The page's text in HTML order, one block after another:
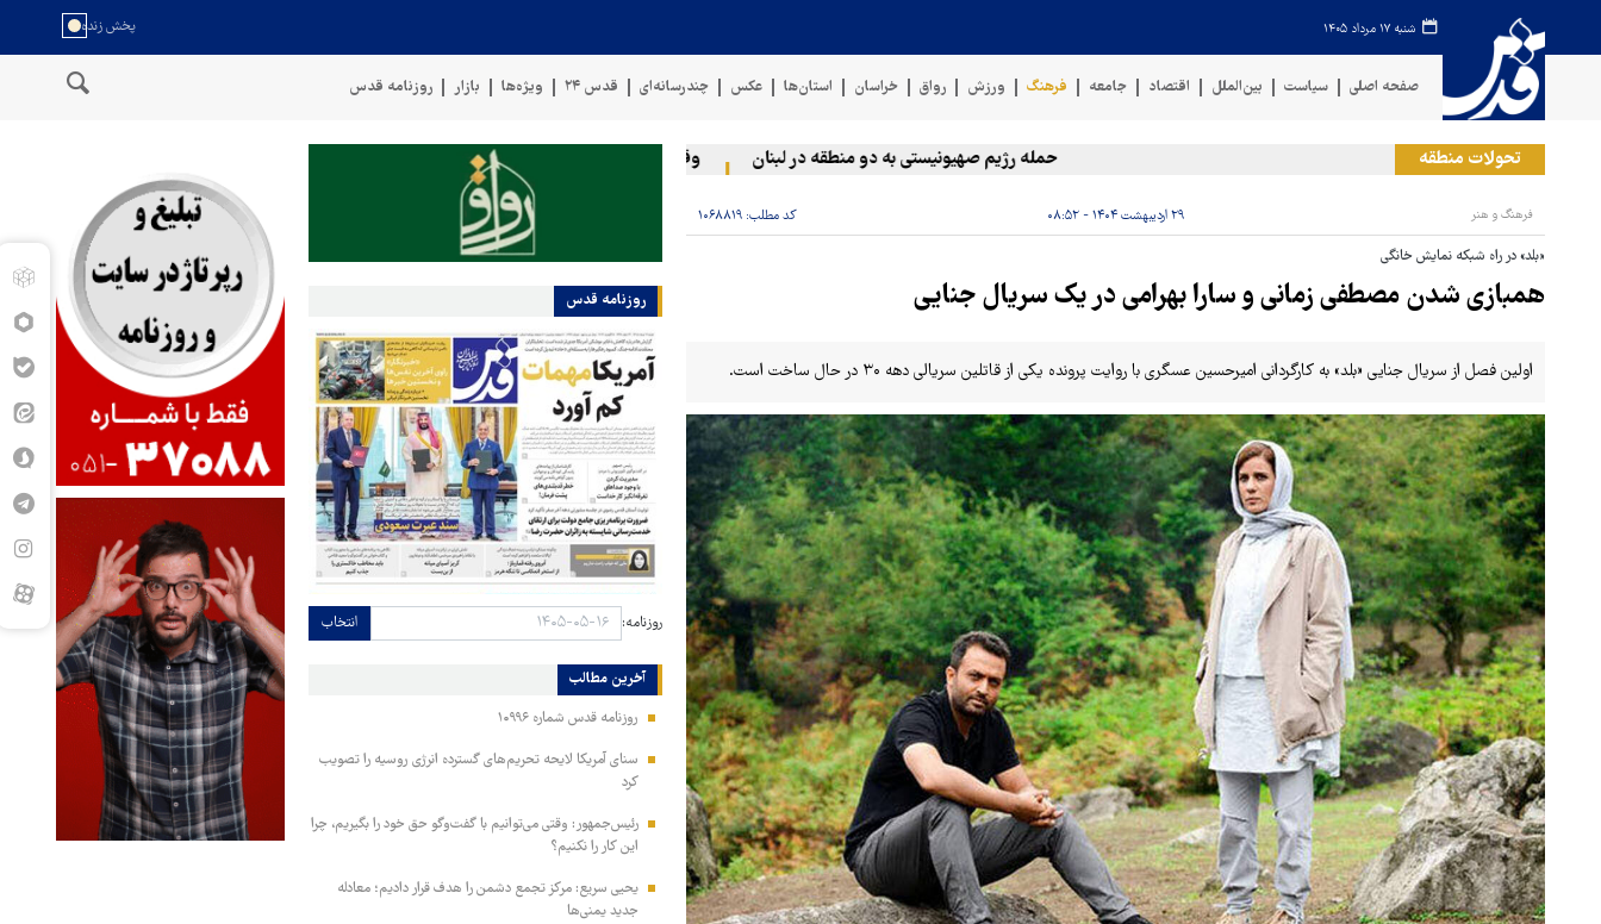
شنبه ۱۷ مرداد ۱۴۰۵
صفحه اصلی سیاست بین‌الملل اقتصاد جامعه فرهنگ ورزش رواق خراسان استان‌ها عکس چندرسانه‌ای قدس ۲۴ ویژه‌ها بازار روزنامه قدس
تحولات منطقه حمله رژیم صهیونیستی به دو منطقه در لبنان وقوع حادثه دریایی در سواحل عمان
فرهنگ و هنر ۲۹ اردیبهشت ۱۴۰۴ - ۰۸:۵۲ کد مطلب: ۱۰۶۸۸۱۹
«بلد» در راه شبکه نمایش خانگی
همبازی شدن مصطفی زمانی و سارا بهرامی در یک سریال جنایی
اولین فصل از سریال جنایی «بلد» به کارگردانی امیرحسین عسگری با روایت پرونده یکی از قاتلین سریالی دهه ۳۰ در حال ساخت است.
روزنامه قدس
روزنامه: انتخاب
آخرین مطالب
روزنامه قدس شماره ۱۰۹۹۶
سنای آمریکا لایحه تحریم‌های گسترده انرژی روسیه را تصویب
کرد
رئیس‌جمهور: وقتی می‌توانیم با گفت‌وگو حق خود را بگیریم، چرا
این کار را نکنیم؟
یحیی سریع: مرکز تجمع دشمن را هدف قرار دادیم؛ معادله
جدید یمنی‌ها